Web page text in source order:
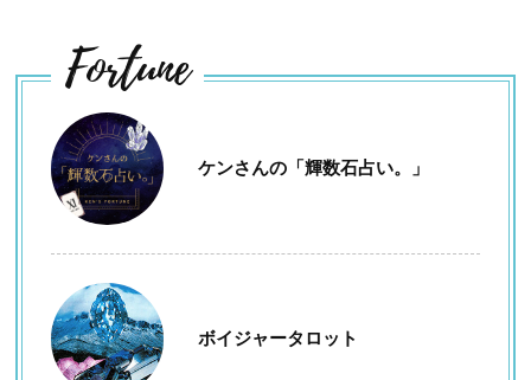
Fortune
ケンさんの「輝数石占い。」
ボイジャータロット